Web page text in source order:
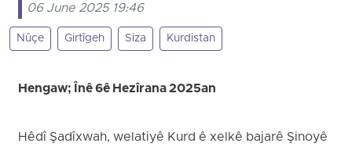
06 June 2025 19:46
Nûçe Girtîgeh Siza Kurdistan
Hengaw; Înê 6ê Hezîrana 2025an
Hêdî Şadîxwah, welatiyê Kurd ê xelkê bajarê Şinoyê